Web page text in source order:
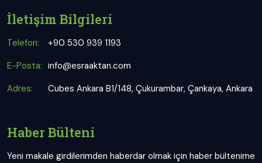
İletişim Bilgileri
Telefon:
+90 530 939 1193
E-Posta: info@esraaktan.com
Adres:
Cubes Ankara B1/148, Çukurambar, Çankaya, Ankara
Haber Bülteni
Yeni makale girdilerimden haberdar olmak için haber bültenime